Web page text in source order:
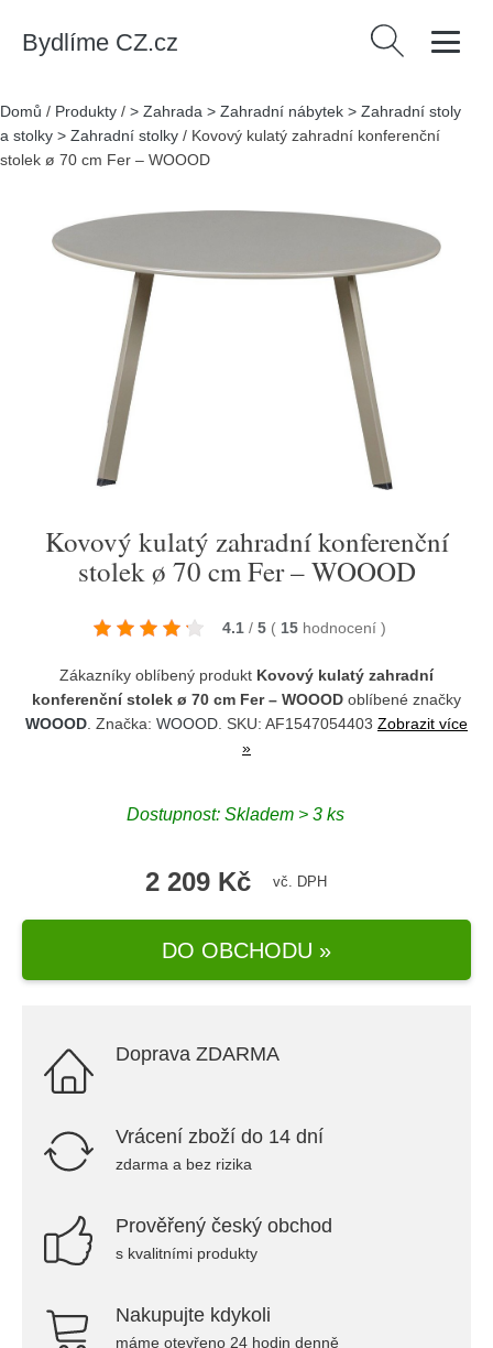
Bydlíme CZ.cz Vyhledávání
Domů / Produkty / > Zahrada > Zahradní nábytek > Zahradní stoly
a stolky > Zahradní stolky / Kovový kulatý zahradní konferenční
stolek ø 70 cm Fer – WOOOD
Kovový kulatý zahradní konferenční
stolek ø 70 cm Fer – WOOOD
4.1 / 5 ( 15 hodnocení )
Zákazníky oblíbený produkt Kovový kulatý zahradní
konferenční stolek ø 70 cm Fer – WOOOD oblíbené značky
WOOOD . Značka: WOOOD . SKU: AF1547054403 Zobrazit více
»
Dostupnost: Skladem > 3 ks
2 209 Kč vč. DPH
DO OBCHODU »
Doprava ZDARMA
Vrácení zboží do 14 dní
zdarma a bez rizika
Prověřený český obchod
s kvalitními produkty
Nakupujte kdykoli
máme otevřeno 24 hodin denně